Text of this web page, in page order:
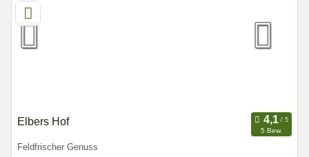
Elbers Hof
5 Bew.
Feldfrischer Genuss